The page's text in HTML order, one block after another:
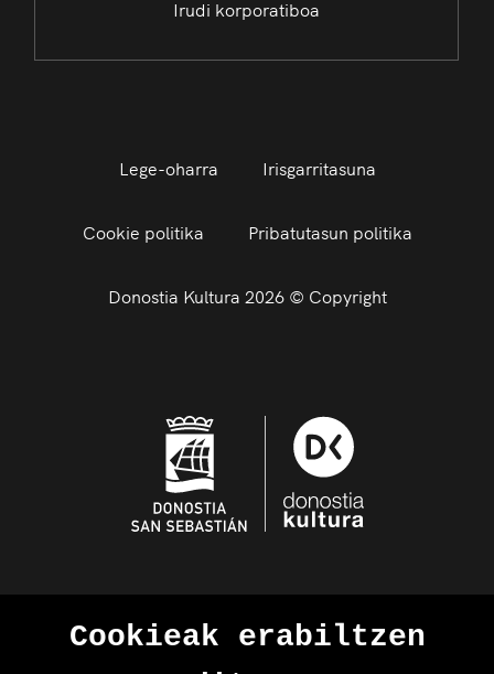
Irudi korporatiboa
Lege-oharra Irisgarritasuna
Cookie politika Pribatutasun politika
Donostia Kultura 2026 © Copyright
Cookieak erabiltzen